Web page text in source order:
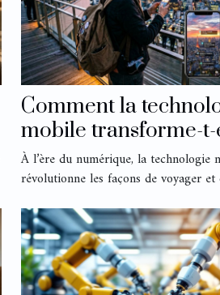
Comment la
mobile transforme-t-
expériences de
À l’ère du numérique, la technologie
révolutionne les façons de voyager et